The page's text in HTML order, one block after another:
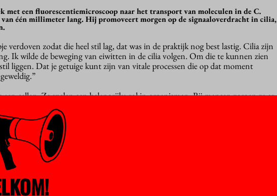
met een fluorescentiemicroscoop naar het transport van moleculen in de C.
van één millimeter lang. Hij promoveert morgen op de signaaloverdracht in cilia,
verdoven zodat die heel stil lag, dat was in de praktijk nog best lastig. Cilia zijn
Ik wilde de beweging van eiwitten in de cilia volgen. Om die te kunnen zien
liggen. Dat je getuige kunt zijn van vitale processen die op dat moment
aan cellen. Ze spelen een belangrijke rol in organismen. Bij mensen zorgen ze er
eitje door de eileider beweegt en dat een spermacel zich voortbeweegt, dat vuil
naar buiten wordt gewerkt, maar ook spelen ze een rol bij de overdracht
onze ogen.”
cilia: de eerste speelt een rol bij het transport van dingen door het lichaam
van signalen. Ik heb onderzoek gedaan naar het tweede type. Dit type
de buitenkant en in die cilia ligt een soort weg die een rol speelt bij de
de rest van de cel: er worden eiwitten over die weg getransporteerd. Die eiwitten
zodat je ze kunt volgen.”